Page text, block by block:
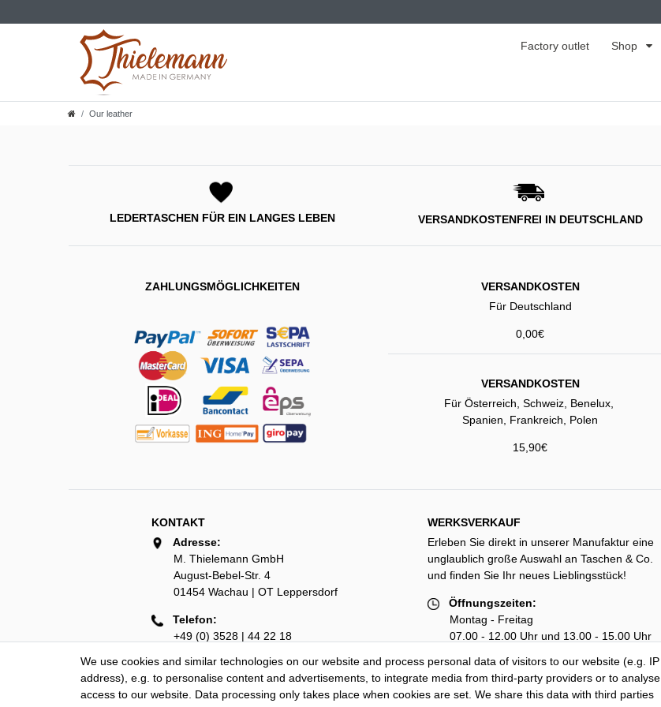
Factory outlet Shop
Our leather
LEDERTASCHEN FÜR EIN LANGES LEBEN VERSANDKOSTENFREI IN DEUTSCHLAND
ZAHLUNGSMÖGLICHKEITEN
VERSANDKOSTEN
Für Deutschland
0,00€
VERSANDKOSTEN
Für Österreich, Schweiz, Benelux,
Spanien, Frankreich, Polen
15,90€
KONTAKT
Adresse:
M. Thielemann GmbH
August-Bebel-Str. 4
01454 Wachau | OT Leppersdorf
Telefon:
+49 (0) 3528 | 44 22 18
e-Mail:
info@thielemann-lederwaren.de
WERKSVERKAUF
Erleben Sie direkt in unserer Manufaktur eine
unglaublich große Auswahl an Taschen & Co.
und finden Sie Ihr neues Lieblingsstück!
Öffnungszeiten:
Montag - Freitag
07.00 - 12.00 Uhr und 13.00 - 15.00 Uhr
zusätzlich Dienstag
13.00 - 18.00 Uhr
We use cookies and similar technologies on our website and process personal data of visitors to our website (e.g. IP
address), e.g. to personalise content and advertisements, to integrate media from third-party providers or to analyse
access to our website. Data processing only takes place when cookies are set. We share this data with third parties